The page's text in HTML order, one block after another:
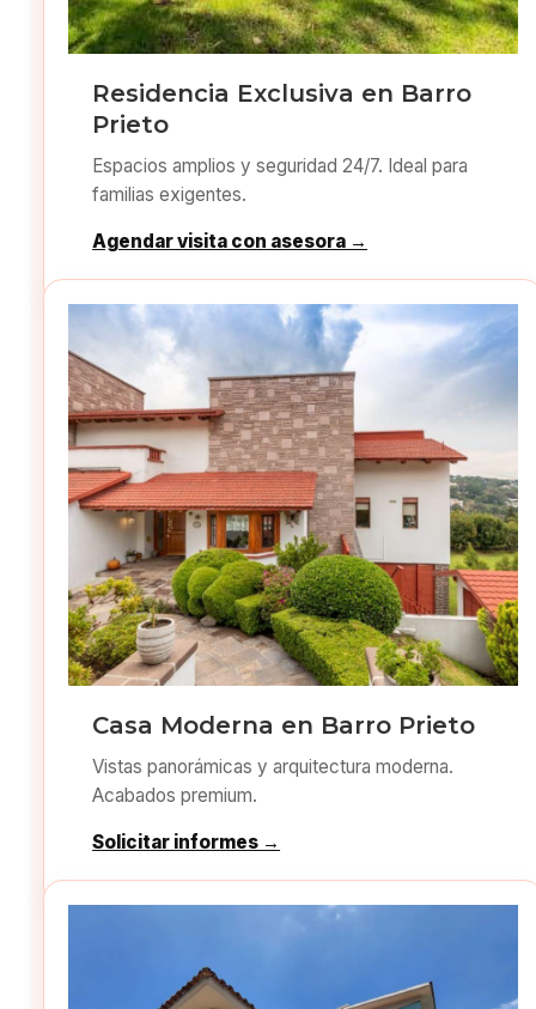
Residencia Exclusiva en Barro
Prieto
Espacios amplios y seguridad 24/7. Ideal para
familias exigentes.
Agendar visita con asesora →
Casa Moderna en Barro Prieto
Vistas panorámicas y arquitectura moderna.
Acabados premium.
Solicitar informes →